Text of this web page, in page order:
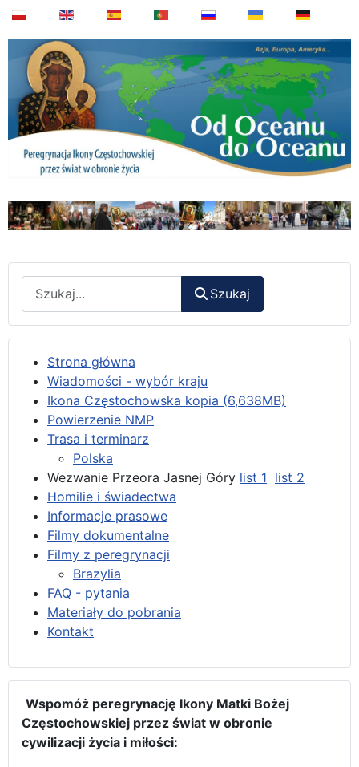
Szukaj
Strona główna
Wiadomości - wybór kraju
Ikona Częstochowska kopia (6,638MB)
Powierzenie NMP
Trasa i terminarz
Polska
Wezwanie Przeora Jasnej Góry list 1 list 2
Homilie i świadectwa
Informacje prasowe
Filmy dokumentalne
Filmy z peregrynacji
Brazylia
FAQ - pytania
Materiały do pobrania
Kontakt
Wspomóż peregrynację Ikony Matki Bożej
Częstochowskiej przez świat w obronie
cywilizacji życia i miłości: